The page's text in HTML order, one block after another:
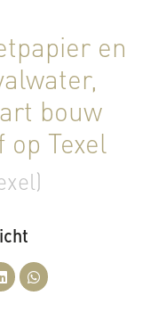
en
bouw
op Texel